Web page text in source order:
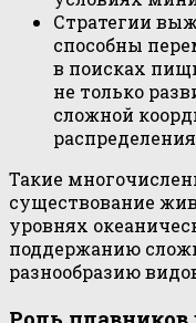
Стратегии
способны
в поисках
не только
сложной
Такие
существование
уровнях
поддержанию
разнообразию